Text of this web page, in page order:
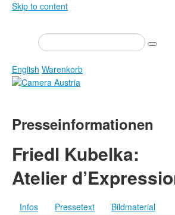
Skip to content
Presse
Veranstaltungen
Newsletter
Über uns
Ausschreibungen
Datenschutz
Mediadaten
English Warenkorb
Zeitschrift
Ausstellungen
Edition
Bibliothek
Presseinformationen
Friedl Kubelka:
Atelier
Infos Pressetext Bildmaterial